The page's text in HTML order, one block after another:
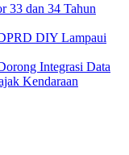
33 dan 34 Tahun
DIY Lampaui
Integrasi Data
Kendaraan